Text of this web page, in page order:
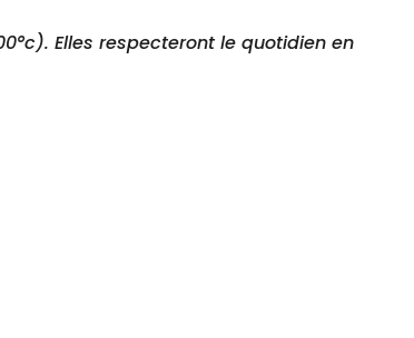
Elles respecteront le quotidien en